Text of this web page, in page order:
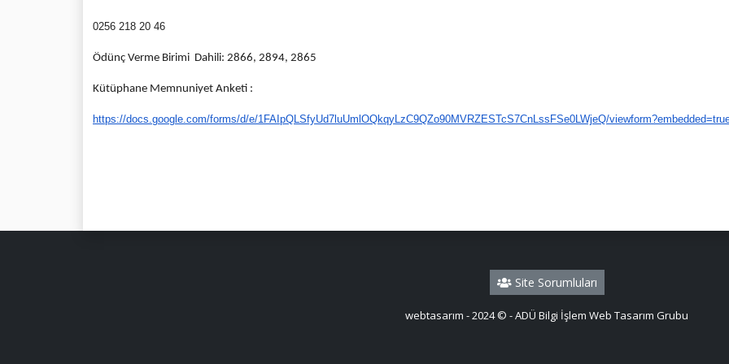
0256 218 20 46
Ödünç Verme Birimi Dahili: 2866, 2894, 2865
Kütüphane Memnuniyet Anketi :
https://docs.google.com/forms/d/e/1FAIpQLSfyUd7luUmlOQkqyLzC9QZo90MVRZESTcS7CnLssFSe0LWjeQ/
Site Sorumluları
webtasarım - 2024 © - ADÜ Bilgi İşlem Web Tasarım Grubu